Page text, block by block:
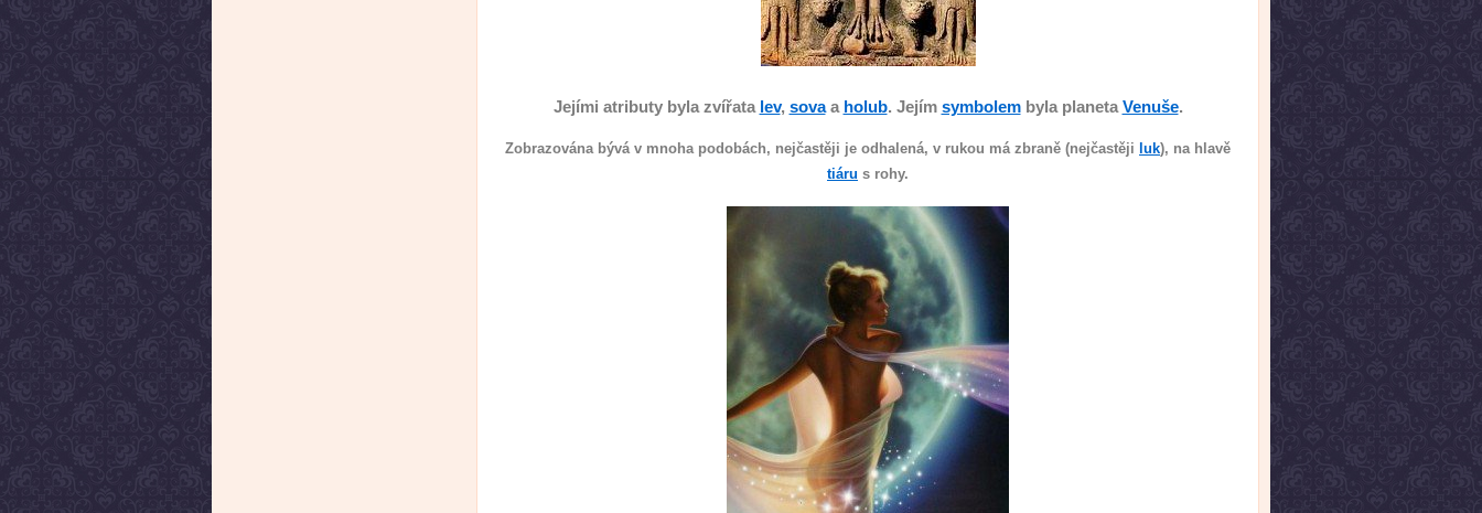
Jejími atributy byla zvířata lev, sovaa holub. Jejím symbolembyla planetaVenuše.
Zobrazována bývá v mnoha podobách, nejčastěji je odhalená, v rukou má zbraně (nejčastěji luk), na hlavě
tiáru s rohy.